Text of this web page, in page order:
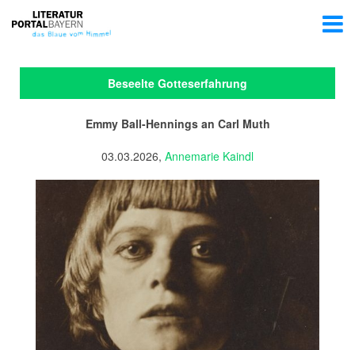
Beseelte Gotteserfahrung
Emmy Ball-Hennings an Carl Muth
03.03.2026, Annemarie Kaindl